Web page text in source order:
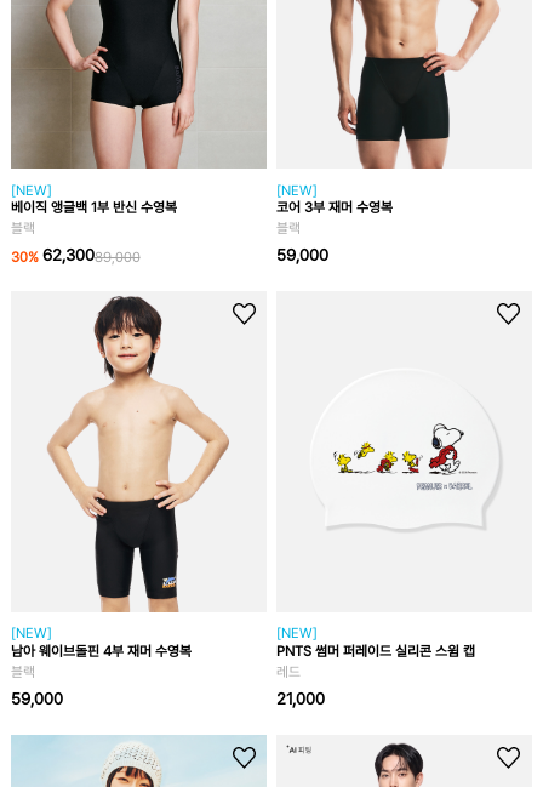
[NEW]
베이직 앵글백 1부 반신 수영복
블랙
30% 62,30089,000
[NEW]
코어 3부 재머 수영복
블랙
59,000
[NEW]
남아 웨이브돌핀 4부 재머 수영복
블랙
59,000
[NEW]
PNTS 썸머 퍼레이드 실리콘 스윔 캡
레드
21,000